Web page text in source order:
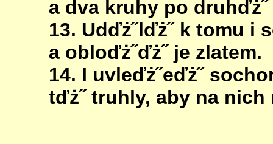
a dva kruhy po druhďż˝
13. Udďż˝lďż˝ k tomu i
a obloďż˝ďż˝ je zlatem.
14. I uvleďż˝eďż˝
tďż˝ truhly, aby na